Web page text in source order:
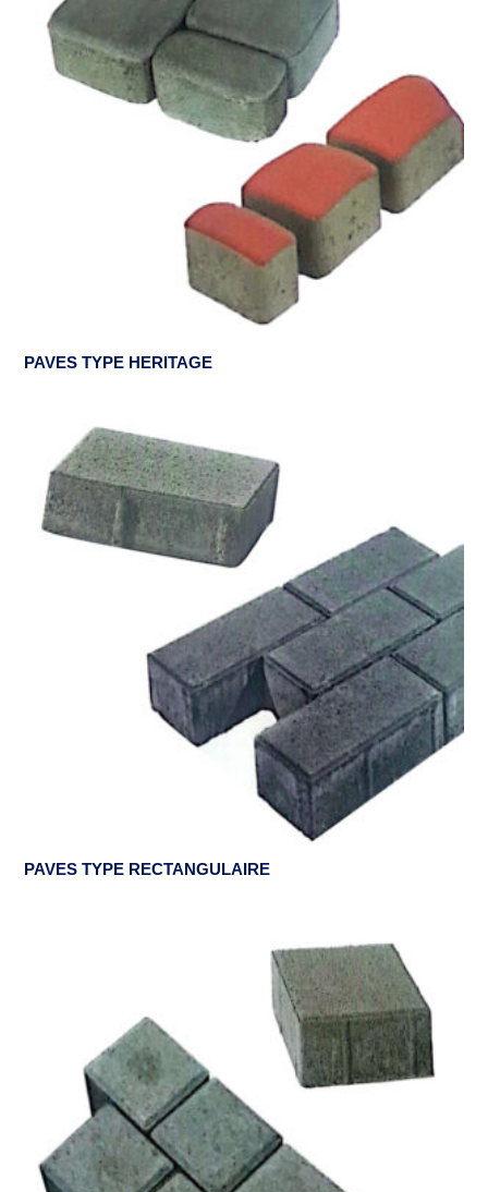
PAVES TYPE HERITAGE
PAVES TYPE RECTANGULAIRE